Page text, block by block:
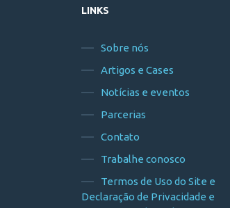
LINKS
Sobre nós
Artigos e Cases
Notícias e eventos
Parcerias
Contato
Trabalhe conosco
Termos de Uso do Site e
Declaração de Privacidade e